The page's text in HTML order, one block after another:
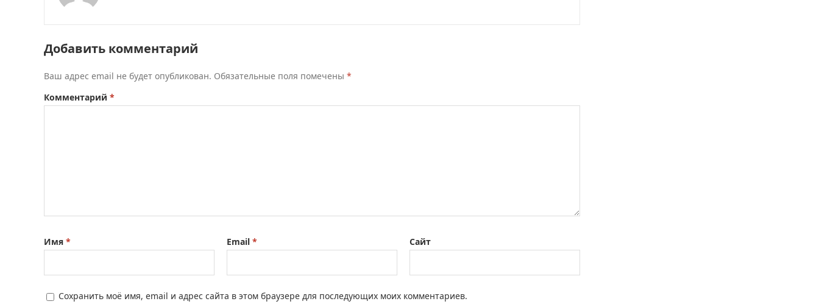
Добавить комментарий
Ваш адрес email не будет опубликован. Обязательные поля помечены *
Комментарий *
Имя * Email * Сайт
Сохранить моё имя, email и адрес сайта в этом браузере для последующих моих комментариев.